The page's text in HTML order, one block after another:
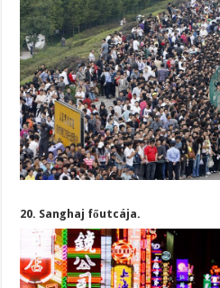
20. Sanghaj főutcája.